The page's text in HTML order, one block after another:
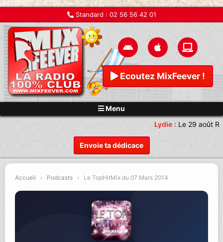
Standard : 02 56 56 42 01
Ecoutez MixFeever !
Menu
Envoie ta dédicace
Lydie: Le 29 août
Accueil › Podcasts › Le TopHitMix du 07 Mars 2014